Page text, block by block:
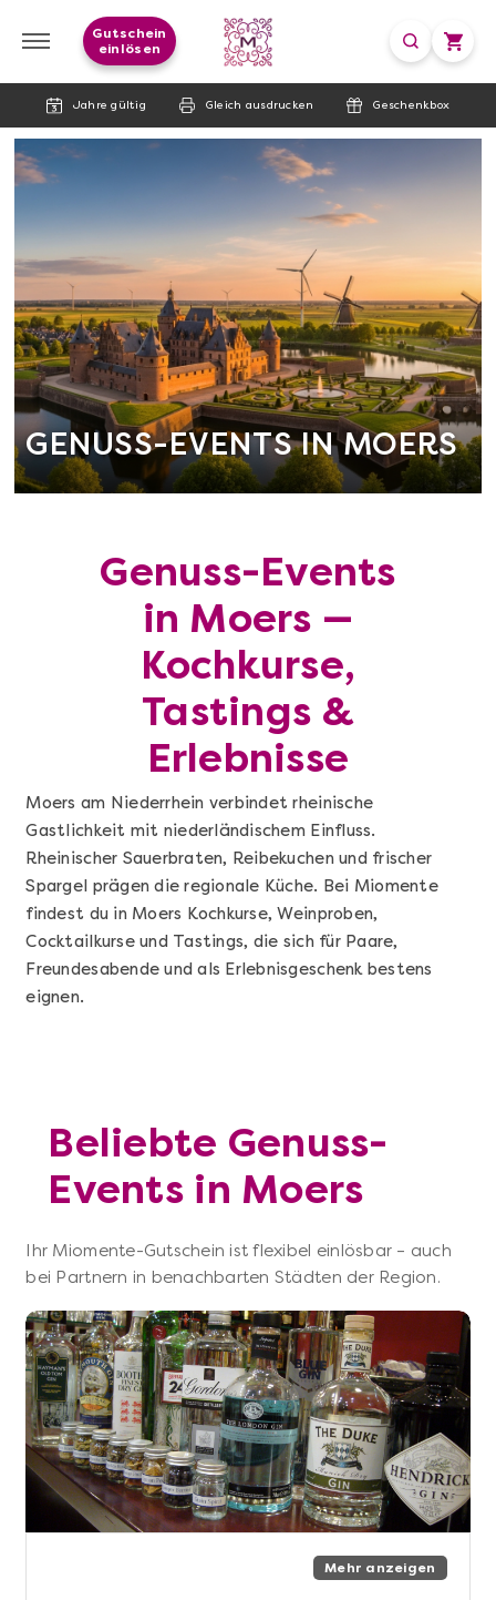
Jahre gültig Gleich ausdrucken Geschenkbox
Gutschein
einlösen
GENUSS-EVENTS IN MOERS
Genuss-Events
in Moers —
Kochkurse,
Tastings &
Erlebnisse
Moers am Niederrhein verbindet rheinische
Gastlichkeit mit niederländischem Einfluss.
Rheinischer Sauerbraten, Reibekuchen und frischer
Spargel prägen die regionale Küche. Bei Miomente
findest du in Moers Kochkurse, Weinproben,
Cocktailkurse und Tastings, die sich für Paare,
Freundesabende und als Erlebnisgeschenk bestens
eignen.
Beliebte Genuss-
Events in Moers
Ihr Miomente-Gutschein ist flexibel einlösbar – auch
bei Partnern in benachbarten Städten der Region.
Mehr anzeigen